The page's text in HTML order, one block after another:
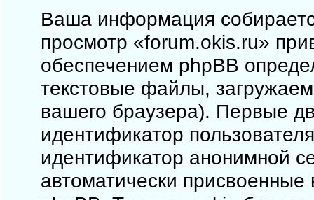
Ваша информация
просмотр «forum.okis.ru»
обеспечением phpBB
текстовые файлы,
вашего браузера). Первые
идентификатор
идентификатор анонимной
автоматически